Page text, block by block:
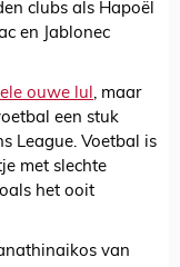
clubs als Hapoël
en Jablonec
ouwe lul, maar
een stuk
League. Voetbal is
met slechte
het ooit
van